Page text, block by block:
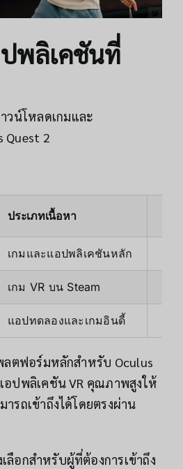
พลิเคชันที่
น์โหลดเกมและ
Quest 2
ประเภทเนื้อหา
เกมและแอปพลิเคชันหลัก
เกม VR บน Steam
แอปทดลองและเกมอินดี้
ตฟอร์มหลักสำหรับ Oculus
อปพลิเคชัน VR คุณภาพสูงให้
ารถเข้าถึงได้โดยตรงผ่าน
ลือกสำหรับผู้ที่ต้องการเข้าถึง